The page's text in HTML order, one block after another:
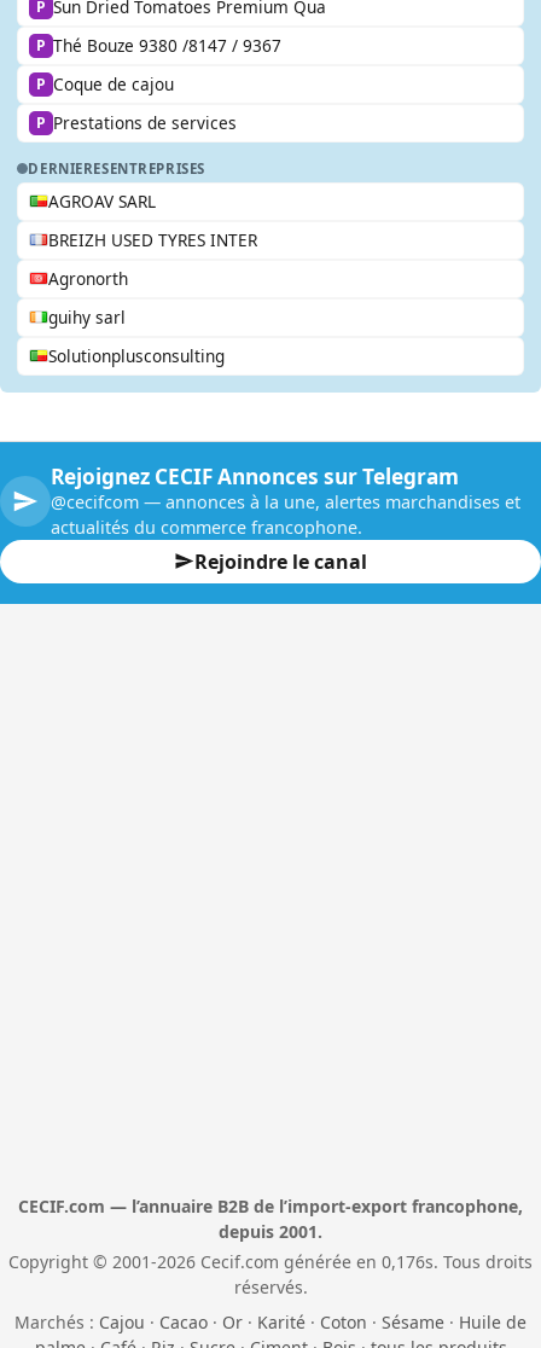
P Sun Dried Tomatoes Premium Qua
P Thé Bouze 9380 /8147 / 9367
P Coque de cajou
P Prestations de services
DERNIERESENTREPRISES
AGROAV SARL
BREIZH USED TYRES INTER
Agronorth
guihy sarl
Solutionplusconsulting
Rejoignez CECIF Annonces sur Telegram
@cecifcom — annonces à la une, alertes marchandises et
actualités du commerce francophone.
Rejoindre le canal
CECIF.com — l’annuaire B2B de l’import-export francophone,
depuis 2001.
Copyright © 2001-2026 Cecif.com générée en 0,176s. Tous droits
réservés.
Marchés : Cajou · Cacao · Or · Karité · Coton · Sésame · Huile de